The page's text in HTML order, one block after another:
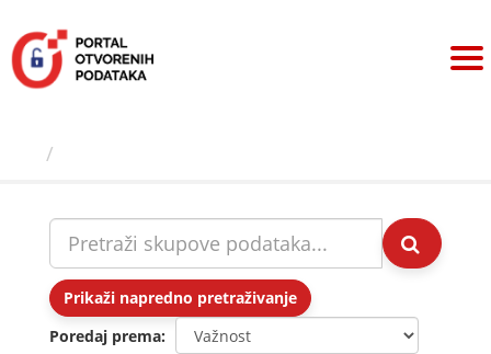
sadržaj
Prikaži napredno pretraživanje
Poredaj prema